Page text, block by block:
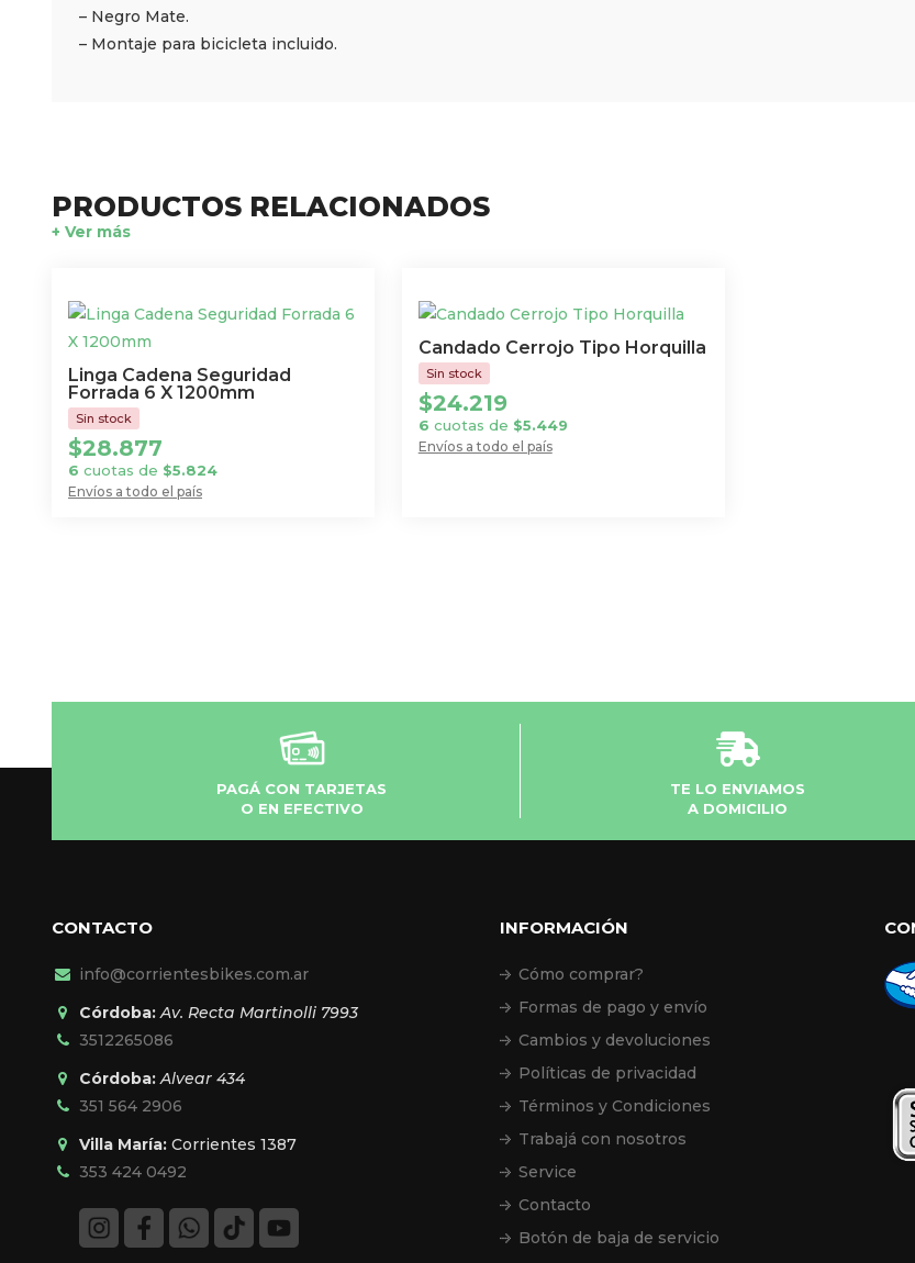
– Negro Mate.
– Montaje para bicicleta incluido.
PRODUCTOS RELACIONADOS
+ Ver más
Linga Cadena Seguridad
Forrada 6 X 1200mm
Envíos a todo el país
$28.877
6 cuotas de $5.824
Candado Cerrojo Tipo Horquilla
Envíos a todo el país
$24.219
6 cuotas de $5.449
PAGÁ CON TARJETAS
O EN EFECTIVO
TE LO ENVIAMOS
A DOMICILIO
CONTACTO
info@corrientesbikes.com.ar
Córdoba: Av. Recta Martinolli 7993
3512265086
Córdoba: Alvear 434
351 564 2906
Villa María: Corrientes 1387
353 424 0492
INFORMACIÓN
Cómo comprar?
Formas de pago y envío
Cambios y devoluciones
Políticas de privacidad
Términos y Condiciones
Trabajá con nosotros
Service
Contacto
Botón de baja de servicio